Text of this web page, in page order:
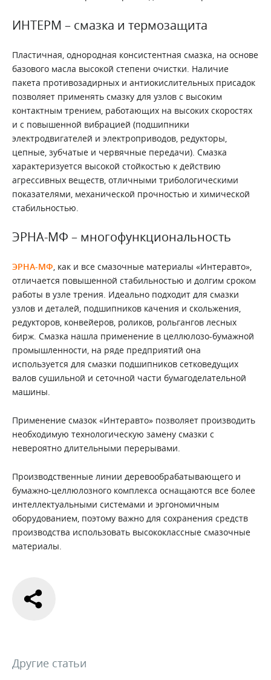
ИНТЕРМ – смазка и термозащита
Пластичная, однородная консистентная смазка, на основе
базового масла высокой степени очистки. Наличие
пакета противозадирных и антиокислительных присадок
позволяет применять смазку для узлов с высоким
контактным трением, работающих на высоких скоростях
и с повышенной вибрацией (подшипники
электродвигателей и электроприводов, редукторы,
цепные, зубчатые и червячные передачи). Смазка
характеризуется высокой стойкостью к действию
агрессивных веществ, отличными трибологическими
показателями, механической прочностью и химической
стабильностью.
ЭРНА-МФ – многофункциональность
ЭРНА-МФ, как и все смазочные материалы «Интеравто»,
отличается повышенной стабильностью и долгим сроком
работы в узле трения. Идеально подходит для смазки
узлов и деталей, подшипников качения и скольжения,
редукторов, конвейеров, роликов, рольгангов лесных
бирж. Смазка нашла применение в целлюлозо-бумажной
промышленности, на ряде предприятий она
используется для смазки подшипников сетковедущих
валов сушильной и сеточной части бумагоделательной
машины.
Применение смазок «Интеравто» позволяет производить
необходимую технологическую замену смазки с
невероятно длительными перерывами.
Производственные линии деревообрабатывающего и
бумажно-целлюлозного комплекса оснащаются все более
интеллектуальными системами и эргономичным
оборудованием, поэтому важно для сохранения средств
производства использовать высококлассные смазочные
материалы.
Другие статьи